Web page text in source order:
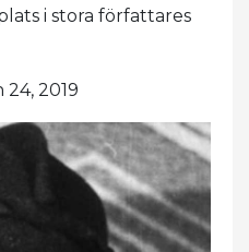
i stora författares
2019